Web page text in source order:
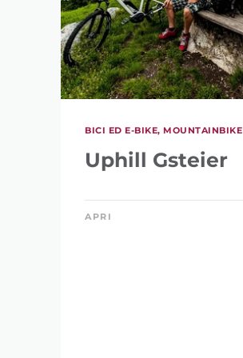
BICI ED E-BIKE, MOUNTAINBIKE
Uphill Gsteier
APRI